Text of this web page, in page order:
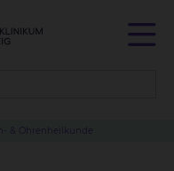
& Ohrenheilkunde